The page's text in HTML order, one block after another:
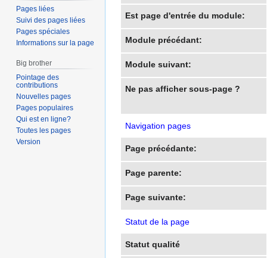
Est page d'entrée du module:
Module précédant:
Module suivant:
Ne pas afficher sous-page ?
Navigation pages
Page précédante:
Page parente:
Page suivante:
Statut de la page
Statut qualité
Pages liées
Suivi des pages liées
Pages spéciales
Informations sur la page
Big brother
Pointage des
contributions
Nouvelles pages
Pages populaires
Qui est en ligne?
Toutes les pages
Version